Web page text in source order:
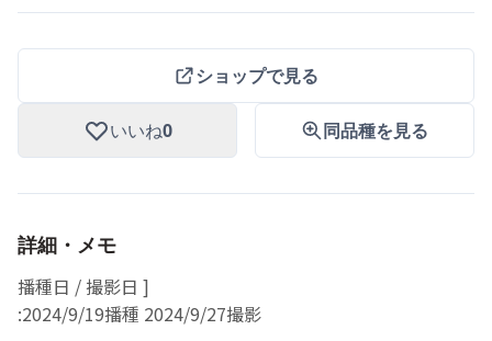
ショップで見る
いいね0 同品種を見る
詳細・メモ
播種日 / 撮影日 ]
:2024/9/19播種 2024/9/27撮影